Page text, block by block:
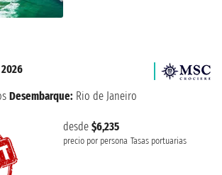
desde $6,235
precio por persona Tasas portuarias
Desembarque: Rio de Janeiro